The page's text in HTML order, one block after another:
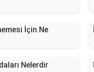
İçin Ne
Nelerdir